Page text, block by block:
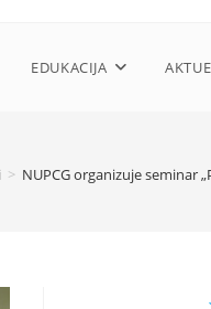
EDUKACIJA
> NUPCG organizuje